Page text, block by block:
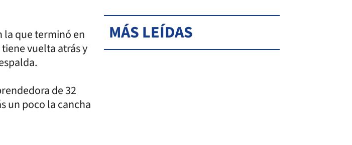
la que terminó en
vuelta atrás y
de 32
un poco la cancha
MÁS LEÍDAS